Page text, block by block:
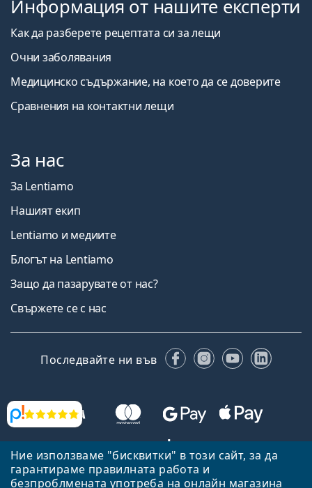
Ние използваме "бисквитки" в този сайт, за да
гарантираме правилната работа и
безпроблмената употреба на онлайн магазина
Прегледи
Информация от нашите експерти
Как да разберете рецептата си за лещи
Очни заболявания
Медицинско съдържание, на което да се доверите
Сравнения на контактни лещи
За нас
За Lentiamo
Нашият екип
Lentiamo и медиите
Блогът на Lentiamo
Защо да пазарувате от нас?
Свържете се с нас
Последвайте ни във FacebookInstagram
YouTube
Назад към началната страница Нагоре